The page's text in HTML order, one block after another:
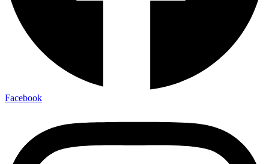
Facebook